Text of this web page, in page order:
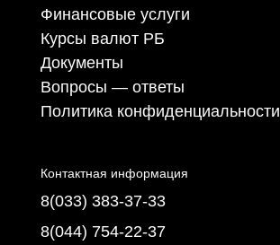
Финансовые услуги
Курсы валют РБ
Документы
Вопросы — ответы
Политика конфиденциальности
Контактная информация
8(033) 383-37-33
8(044) 754-22-37